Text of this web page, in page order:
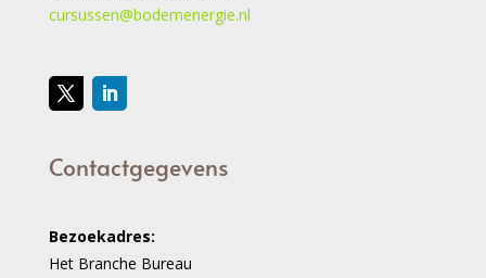
cursussen@bodemenergie.nl
Contactgegevens
Bezoekadres:
Het Branche Bureau